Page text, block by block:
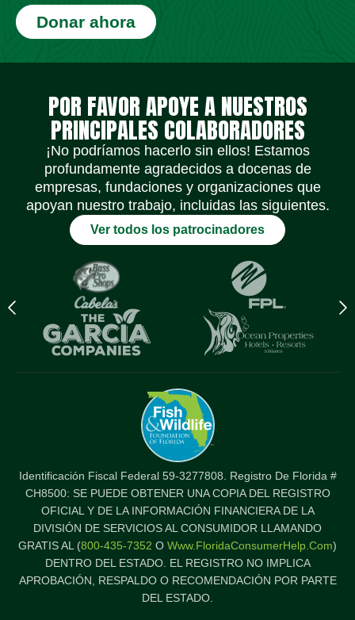
Donar ahora
POR FAVOR APOYE A NUESTROS
PRINCIPALES COLABORADORES
¡No podríamos hacerlo sin ellos! Estamos
profundamente agradecidos a docenas de
empresas, fundaciones y organizaciones que
apoyan nuestro trabajo, incluidas las siguientes.
Ver todos los patrocinadores
Previous
logo
Identificación Fiscal Federal 59-3277808. Registro De Florida #
CH8500: SE PUEDE OBTENER UNA COPIA DEL REGISTRO
OFICIAL Y DE LA INFORMACIÓN FINANCIERA DE LA
DIVISIÓN DE SERVICIOS AL CONSUMIDOR LLAMANDO
GRATIS AL (800-435-7352 O Www.FloridaConsumerHelp.com)
DENTRO DEL ESTADO. EL REGISTRO NO IMPLICA
APROBACIÓN, RESPALDO O RECOMENDACIÓN POR PARTE
DEL ESTADO.
Iconos de redes socialesIconos de redes socialesIconos de redes socialesIconos de redes socialesIconos de redes socialesIconos de redes sociales